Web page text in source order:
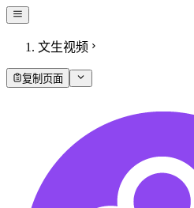
文生视频
复制页面